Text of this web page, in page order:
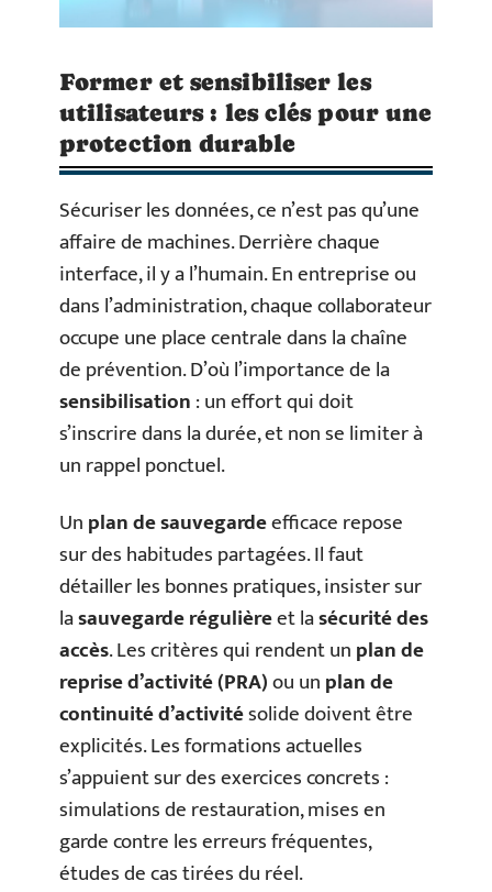
Former et sensibiliser les
utilisateurs : les clés pour une
protection durable
Sécuriser les données, ce n’est pas qu’une
affaire de machines. Derrière chaque
interface, il y a l’humain. En entreprise ou
dans l’administration, chaque collaborateur
occupe une place centrale dans la chaîne
de prévention. D’où l’importance de la
sensibilisation: un effort qui doit
s’inscrire dans la durée, et non se limiter à
un rappel ponctuel.
Unplan de sauvegardeefficace repose
sur des habitudes partagées. Il faut
détailler les bonnes pratiques, insister sur
lasauvegarde régulièreet lasécurité des
accès. Les critères qui rendent unplan de
reprise d’activité (PRA)ou unplan de
continuité d’activitésolide doivent être
explicités. Les formations actuelles
s’appuient sur des exercices concrets :
simulations de restauration, mises en
garde contre les erreurs fréquentes,
études de cas tirées du réel.